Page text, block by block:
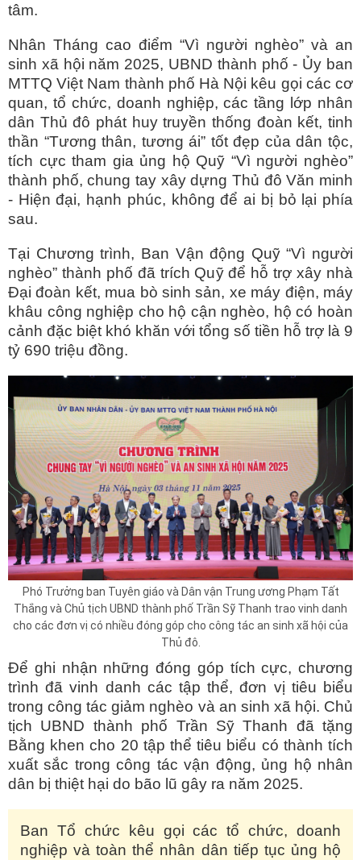
tâm.
Nhân Tháng cao điểm “Vì người nghèo” và an
sinh xã hội năm 2025, UBND thành phố - Ủy ban
MTTQ Việt Nam thành phố Hà Nội kêu gọi các cơ
quan, tổ chức, doanh nghiệp, các tầng lớp nhân
dân Thủ đô phát huy truyền thống đoàn kết, tinh
thần “Tương thân, tương ái” tốt đẹp của dân tộc,
tích cực tham gia ủng hộ Quỹ “Vì người nghèo”
thành phố, chung tay xây dựng Thủ đô Văn minh
- Hiện đại, hạnh phúc, không để ai bị bỏ lại phía
sau.
Tại Chương trình, Ban Vận động Quỹ “Vì người
nghèo” thành phố đã trích Quỹ để hỗ trợ xây nhà
Đại đoàn kết, mua bò sinh sản, xe máy điện, máy
khâu công nghiệp cho hộ cận nghèo, hộ có hoàn
cảnh đặc biệt khó khăn với tổng số tiền hỗ trợ là 9
tỷ 690 triệu đồng.
Phó Trưởng ban Tuyên giáo và Dân vận Trung ương Phạm Tất
Thắng và Chủ tịch UBND thành phố Trần Sỹ Thanh trao vinh danh
cho các đơn vị có nhiều đóng góp cho công tác an sinh xã hội của
Thủ đô.
Để ghi nhận những đóng góp tích cực, chương
trình đã vinh danh các tập thể, đơn vị tiêu biểu
trong công tác giảm nghèo và an sinh xã hội. Chủ
tịch UBND thành phố Trần Sỹ Thanh đã tặng
Bằng khen cho 20 tập thể tiêu biểu có thành tích
xuất sắc trong công tác vận động, ủng hộ nhân
dân bị thiệt hại do bão lũ gây ra năm 2025.
Ban Tổ chức kêu gọi các tổ chức, doanh
nghiệp và toàn thể nhân dân tiếp tục ủng hộ